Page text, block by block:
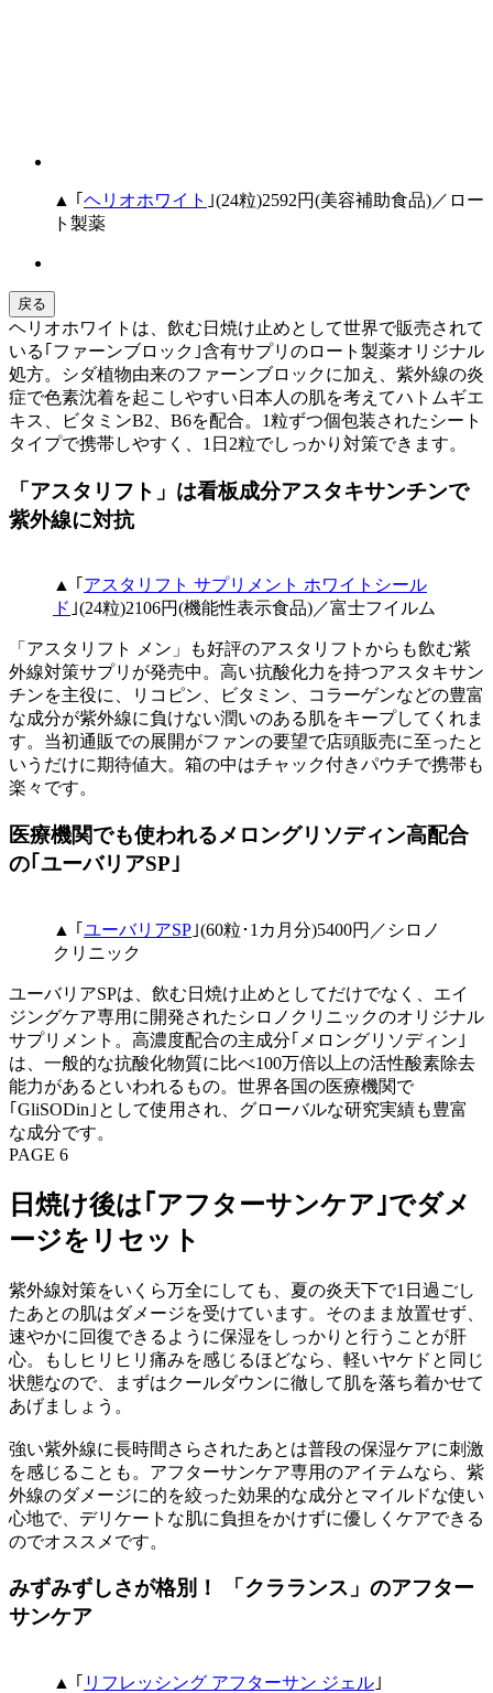
▲ ｢ ヘリオホワイト ｣(24粒)2592円(美容補助食品)／ロー
ト製薬
戻る
ヘリオホワイトは、飲む日焼け止めとして世界で販売されて
いる｢ファーンブロック｣含有サプリのロート製薬オリジナル
処方。シダ植物由来のファーンブロックに加え、紫外線の炎
症で色素沈着を起こしやすい日本人の肌を考えてハトムギエ
キス、ビタミンB2、B6を配合。1粒ずつ個包装されたシート
タイプで携帯しやすく、1日2粒でしっかり対策できます。
「アスタリフト」は看板成分アスタキサンチンで
紫外線に対抗
▲ ｢ アスタリフト サプリメント ホワイトシール
ド ｣(24粒)2106円(機能性表示食品)／富士フイルム
「アスタリフト メン」も好評のアスタリフトからも飲む紫
外線対策サプリが発売中。高い抗酸化力を持つアスタキサン
チンを主役に、リコピン、ビタミン、コラーゲンなどの豊富
な成分が紫外線に負けない潤いのある肌をキープしてくれま
す。当初通販での展開がファンの要望で店頭販売に至ったと
いうだけに期待値大。箱の中はチャック付きパウチで携帯も
楽々です。
医療機関でも使われるメロングリソディン高配合
の｢ユーバリアSP｣
▲ ｢ ユーバリアSP ｣(60粒･1カ月分)5400円／シロノ
クリニック
ユーバリアSPは、飲む日焼け止めとしてだけでなく、エイ
ジングケア専用に開発されたシロノクリニックのオリジナル
サプリメント。高濃度配合の主成分｢メロングリソディン｣
は、一般的な抗酸化物質に比べ100万倍以上の活性酸素除去
能力があるといわれるもの。世界各国の医療機関で
｢GliSODin｣として使用され、グローバルな研究実績も豊富
な成分です。
PAGE 6
日焼け後は｢アフターサンケア｣でダメ
ージをリセット
紫外線対策をいくら万全にしても、夏の炎天下で1日過ごし
たあとの肌はダメージを受けています。そのまま放置せず、
速やかに回復できるように保湿をしっかりと行うことが肝
心。もしヒリヒリ痛みを感じるほどなら、軽いヤケドと同じ
状態なので、まずはクールダウンに徹して肌を落ち着かせて
あげましょう。
強い紫外線に長時間さらされたあとは普段の保湿ケアに刺激
を感じることも。アフターサンケア専用のアイテムなら、紫
外線のダメージに的を絞った効果的な成分とマイルドな使い
心地で、デリケートな肌に負担をかけずに優しくケアできる
のでオススメです。
みずみずしさが格別！ 「クラランス」のアフター
サンケア
▲ ｢ リフレッシング アフターサン ジェル ｣